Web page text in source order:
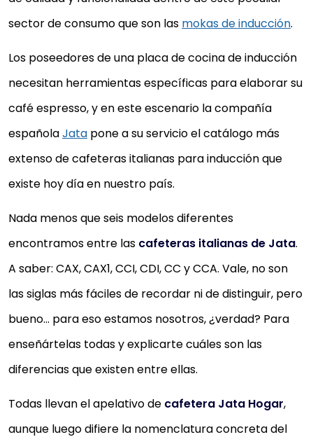
sector de consumo que son las mokas de inducción.
Los poseedores de una placa de cocina de inducción
necesitan herramientas específicas para elaborar su
café espresso, y en este escenario la compañía
españolaJata pone a su servicio el catálogo más
extenso de cafeteras italianas para inducción que
existe hoy día en nuestro país.
Nada menos que seis modelos diferentes
encontramos entre las cafeteras italianas de Jata.
A saber: CAX, CAX1, CCI, CDI, CC y CCA. Vale, no son
las siglas más fáciles de recordar ni de distinguir, pero
bueno… para eso estamos nosotros, ¿verdad? Para
enseñártelas todas y explicarte cuáles son las
diferencias que existen entre ellas.
Todas llevan el apelativo de cafetera Jata Hogar,
aunque luego difiere la nomenclatura concreta del